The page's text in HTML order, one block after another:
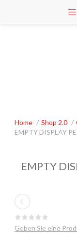
Home / Shop 2.0 /
EMPTY DISPLAY
EMPTY
Geben Sie eine